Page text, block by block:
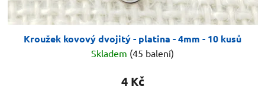
Kroužek kovový dvojitý - platina - 4mm - 10 kusů
Skladem (45 balení)
4 Kč